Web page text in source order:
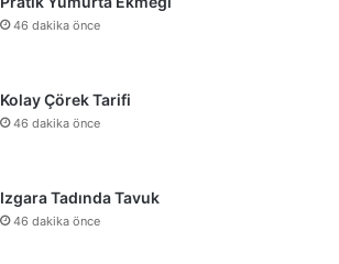
46 dakika önce
Kolay Çörek Tarifi
46 dakika önce
Izgara Tadında Tavuk
46 dakika önce